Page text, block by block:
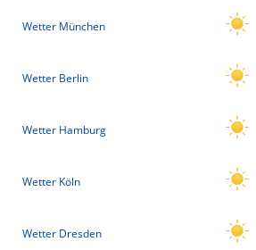
Wetter München
Wetter Berlin
Wetter Hamburg
Wetter Köln
Wetter Dresden